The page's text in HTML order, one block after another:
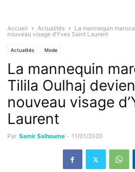
Accueil Actualités
La mannequin
nouveau visage d’Yves Saint Laurent
Actualités Mode
La mannequin
Tilila Oulhaj
nouveau visage
Laurent
Par Samir Salhoume - 11/01/2020